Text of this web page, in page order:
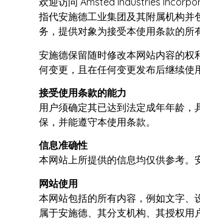
R
E
S
指代安施德工业集团及其附属机构并
务，提供对象为接受本使用条款的所
安施德保留随时修改本网站内容的
何变更，且在任何变更发布后继续使
接受使用条款的能力
用户须确定其已达到法定成年年龄
保，并能遵守本使用条款。
信息准确性
本网站上所提供的信息均仅供参考。
网站使用
本网站包括的所有内容，例如文字
属于安施德、其分支机构、其授权